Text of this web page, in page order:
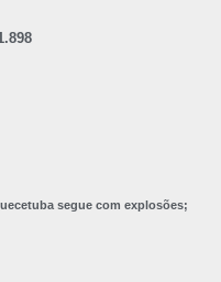
segue com explosões;